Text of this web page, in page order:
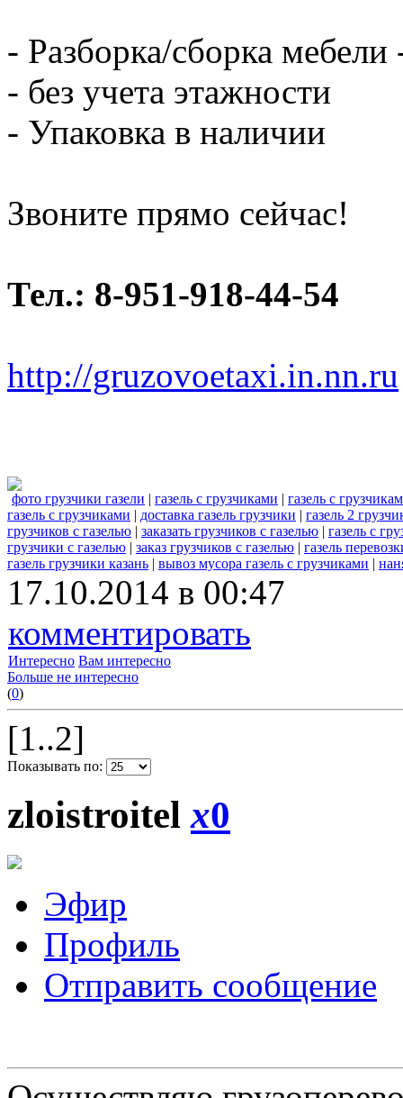
- Разборка/сборка мебели
- без учета этажности
- Упаковка в наличии
Звоните прямо сейчас!
Тел.: 8-951-918-44-54
http://gruzovoetaxi.in.nn.ru
фото грузчики газели | газель с грузчиками | газель с
газель с грузчиками | доставка газель грузчики | газель 2
грузчиков с газелью | заказать грузчиков с газелью | газель с
грузчики с газелью | заказ грузчиков с газелью | газель
газель грузчики казань | вывоз мусора газель с грузчиками |
17.10.2014 в 00:47
комментировать
Интересно Вам интересно
Больше не интересно
(0)
[1..2]
Показывать по:
zloistroitelx0
Эфир
Профиль
Отправить сообщение